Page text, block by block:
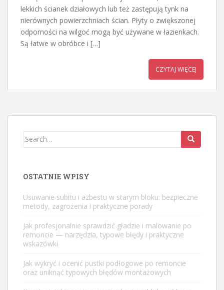
lekkich ścianek działowych lub też zastępują tynk na
nierównych powierzchniach ścian. Płyty o zwiększonej
odporności na wilgoć mogą być używane w łazienkach.
Są łatwe w obróbce i […]
CZYTAJ WIĘCEJ
Search
OSTATNIE WPISY
Usuwanie subitu i azbestu w starym bloku: bezpieczne
metody, zagrożenia i praktyczne porady
Jak profesjonalnie sprawdzić gładzie i malowanie po
remoncie — narzędzia, typowe błędy i praktyczne
wskazówki
Jak wykryć i ocenić pustki podłogowe po remoncie
oraz uniknąć typowych błędów montażowych